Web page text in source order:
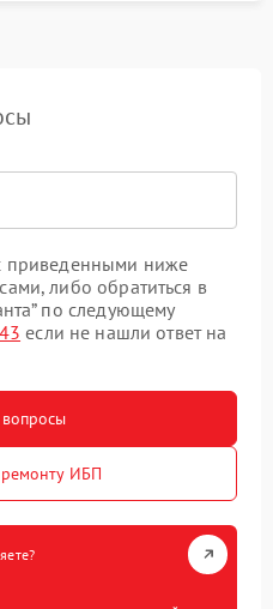
приведенными ниже
либо обратиться в
по следующему
если не нашли ответ на
ИБП